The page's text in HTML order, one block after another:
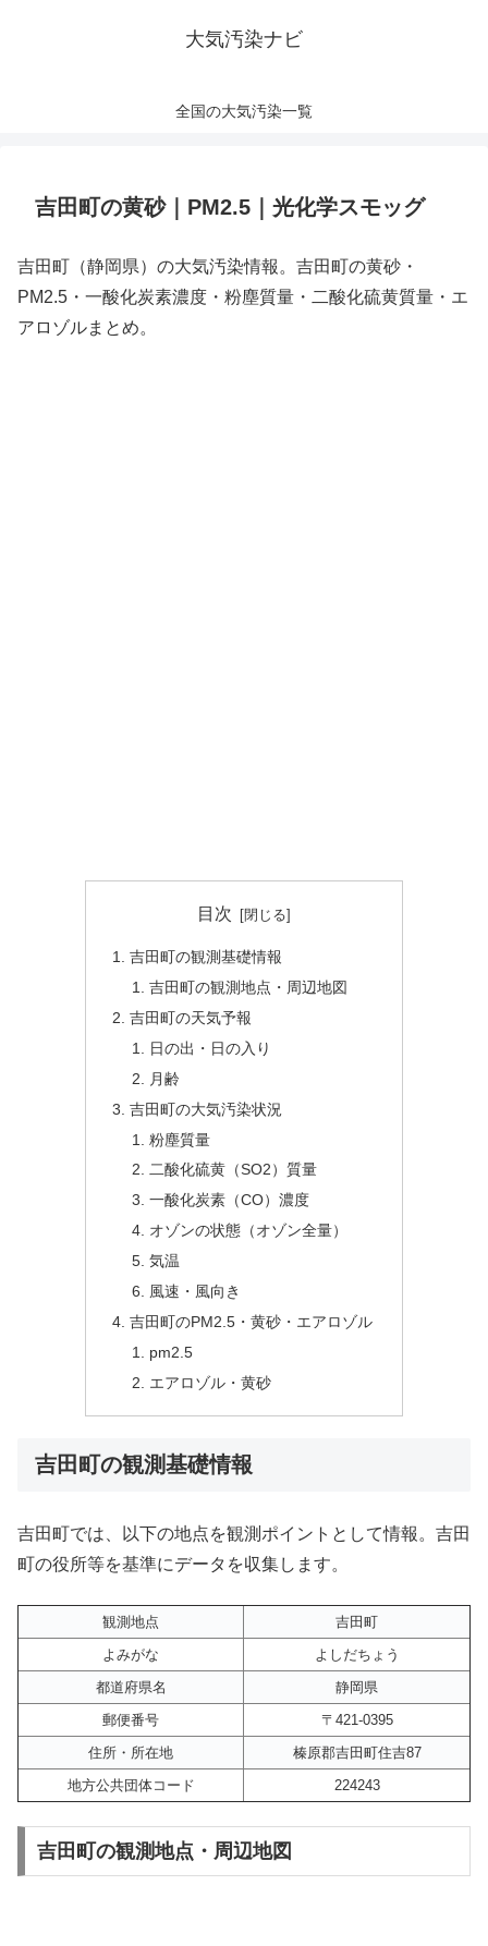
大気汚染ナビ
全国の大気汚染一覧
吉田町の黄砂｜PM2.5｜光化学スモッグ
吉田町（静岡県）の大気汚染情報。吉田町の黄砂・
PM2.5・一酸化炭素濃度・粉塵質量・二酸化硫黄質量・エ
アロゾルまとめ。
目次
吉田町の観測基礎情報
吉田町の観測地点・周辺地図
吉田町の天気予報
日の出・日の入り
月齢
吉田町の大気汚染状況
粉塵質量
二酸化硫黄（SO2）質量
一酸化炭素（CO）濃度
オゾンの状態（オゾン全量）
気温
風速・風向き
吉田町のPM2.5・黄砂・エアロゾル
pm2.5
エアロゾル・黄砂
吉田町の観測基礎情報
吉田町では、以下の地点を観測ポイントとして情報。吉田
町の役所等を基準にデータを収集します。
観測地点
吉田町
よみがな
よしだちょう
都道府県名
静岡県
郵便番号
〒421-0395
住所・所在地
榛原郡吉田町住吉87
地方公共団体コード
224243
吉田町の観測地点・周辺地図